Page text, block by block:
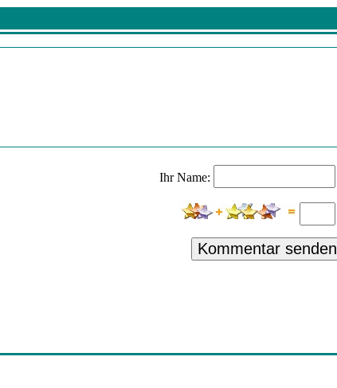
Ihr Name:
Kommentar senden